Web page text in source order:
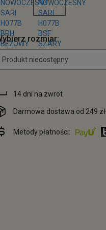
rozmiar:
Produkt niedostępny
14 dni na zwrot
Darmowa dostawa od 249 zł
Metody płatności: